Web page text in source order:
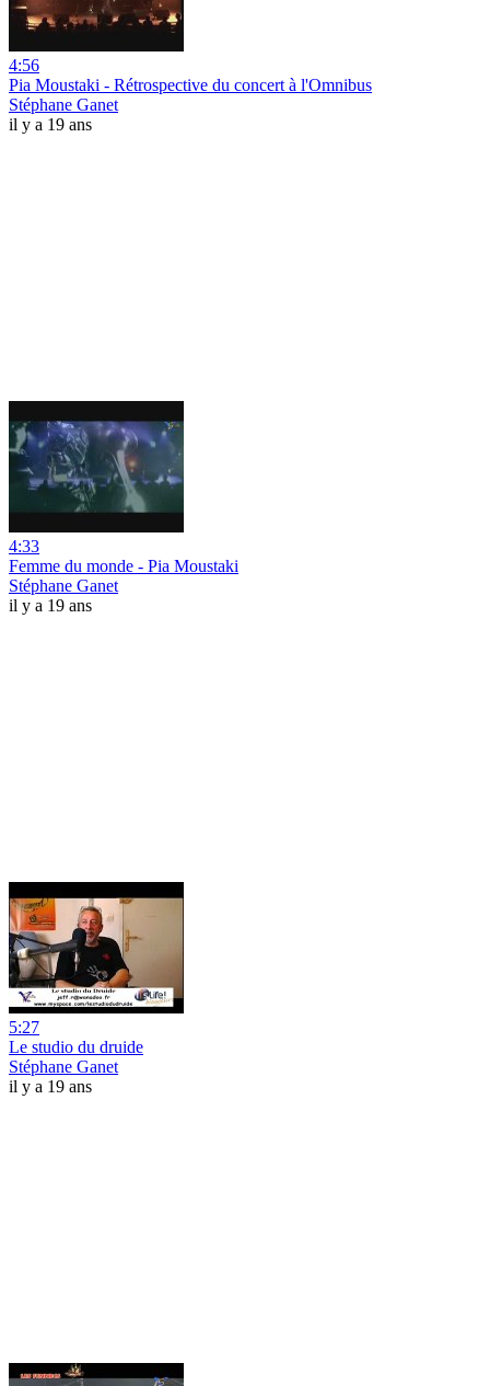
4:56
Pia Moustaki - Rétrospective du concert à l'Omnibus
Stéphane Ganet
il y a 19 ans
4:33
Femme du monde - Pia Moustaki
Stéphane Ganet
il y a 19 ans
5:27
Le studio du druide
Stéphane Ganet
il y a 19 ans